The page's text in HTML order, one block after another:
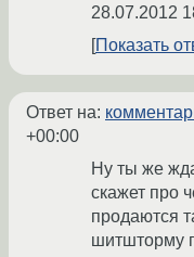
28.07.2012
Показать
Ответ на:
+00:00
Ну ты же
скажет про
продаются
шитшторму